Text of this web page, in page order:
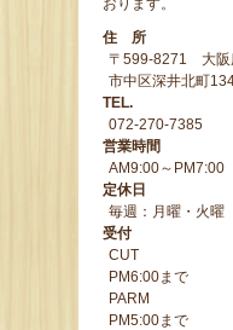
おります。
住 所
〒599-8271 大阪
市中区深井北町
TEL.
072-270-7385
営業時間
AM9:00～PM7:00
定休日
毎週：月曜・火曜
受付
CUT
PM6:00まで
PARM
PM5:00まで